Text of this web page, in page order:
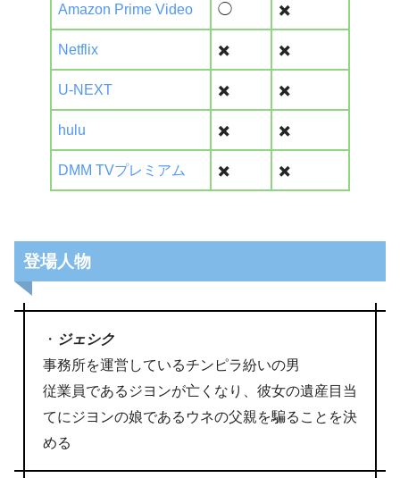
Amazon Prime Video ◯ ✖️
Netflix ✖️ ✖️
U-NEXT ✖️ ✖️
hulu ✖️ ✖️
DMM TVプレミアム ✖️ ✖️
登場人物
・ ジェシク
事務所を運営しているチンピラ紛いの男
従業員であるジヨンが亡くなり、彼女の遺産目当
てにジヨンの娘であるウネの父親を騙ることを決
める